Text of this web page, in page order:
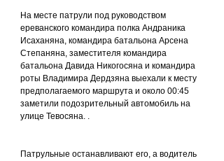
На месте патрули под руководством
ереванского командира полка Андраника
Исаханяна, командира батальона Арсена
Степаняна, заместителя командира
батальона Давида Никогосяна и командира
роты Владимира Дердзяна выехали к месту
предполагаемого маршрута и около 00:45
заметили подозрительный автомобиль на
улице Тевосяна. .
Патрульные останавливают его, а водитель